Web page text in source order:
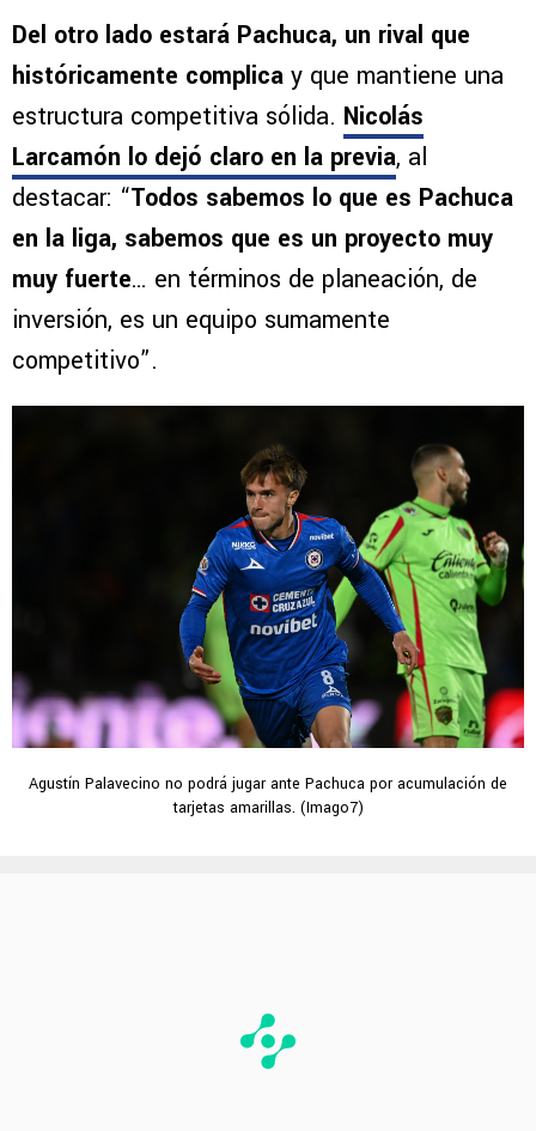
Del otro lado estará Pachuca, un rival que
históricamente complica y que mantiene una
estructura competitiva sólida. Nicolás
Larcamón lo dejó claro en la previa, al
destacar: “Todos sabemos lo que es Pachuca
en la liga, sabemos que es un proyecto muy
muy fuerte… en términos de planeación, de
inversión, es un equipo sumamente
competitivo”.
Agustín Palavecino no podrá jugar ante Pachuca por acumulación de
tarjetas amarillas. (Imago7)